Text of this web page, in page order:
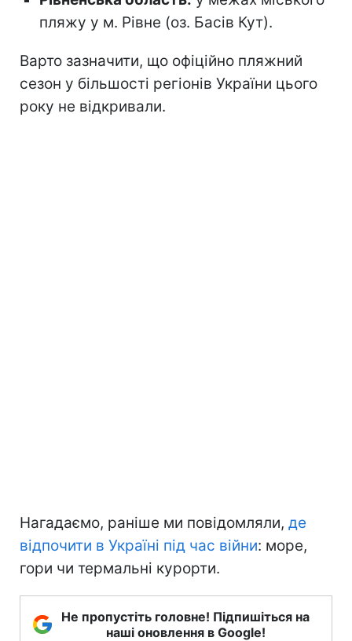
пляжу у м. Рівне (оз. Басів Кут).
Варто зазначити, що офіційно пляжний
сезон у більшості регіонів України цього
року не відкривали.
Нагадаємо, раніше ми повідомляли, де
відпочити в Україні під час війни: море,
гори чи термальні курорти.
Не пропустіть головне! Підпишіться на
наші оновлення в Google!